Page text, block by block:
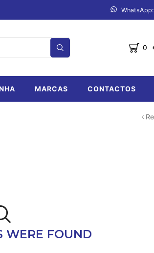
0
MARCAS CONTACTOS
WERE FOUND